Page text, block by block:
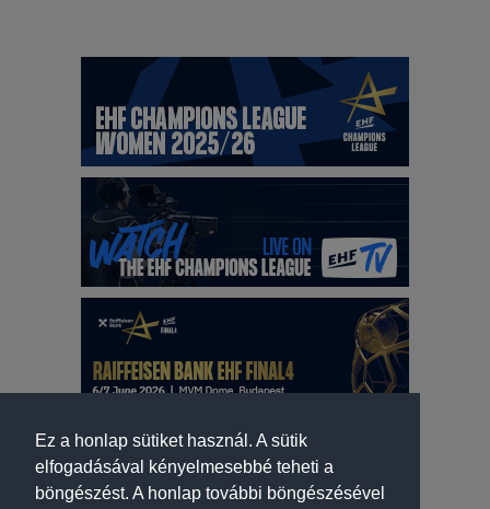
Ez a honlap sütiket használ. A sütik
elfogadásával kényelmesebbé teheti a
böngészést. A honlap további böngészésével